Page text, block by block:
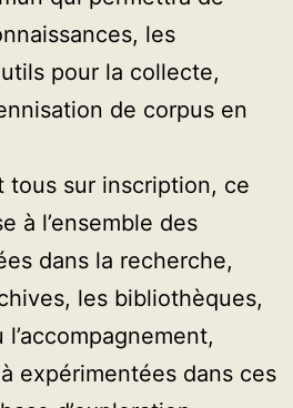
les
pour la collecte,
de corpus en
tous sur inscription, ce
à l’ensemble des
dans la recherche,
les bibliothèques,
l’accompagnement,
expérimentées dans ces